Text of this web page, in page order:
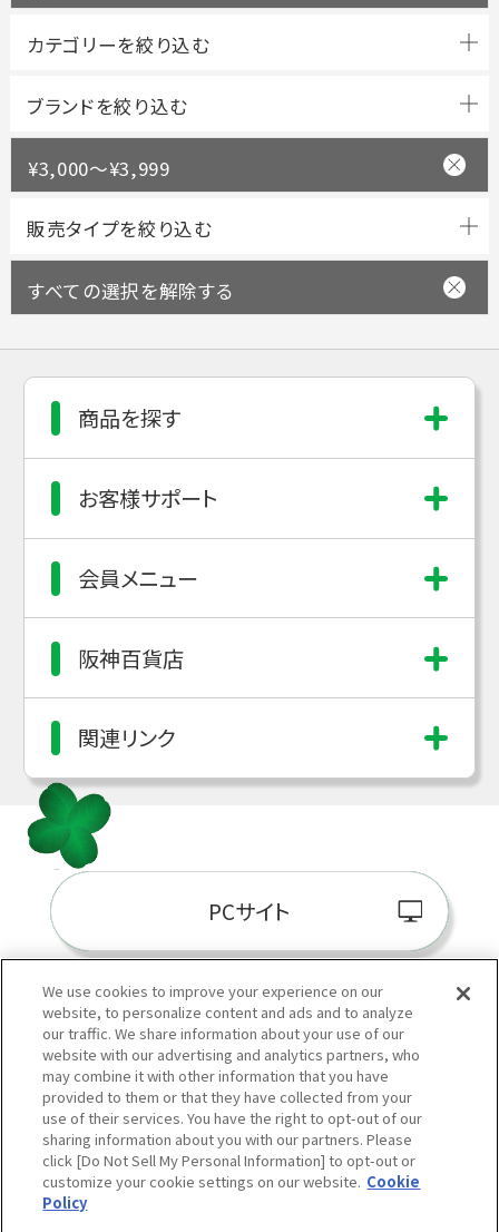
ブランドを絞り込む
¥3,000～¥3,999
すべての選択を解除する
商品を探す
お客様サポート
会員メニュー
阪神百貨店
関連リンク
PCサイト
阪神百貨店E-
当サイトの表示価格は個別に税込・税抜等の記載がない場合は「税込価格」です。
We use cookies to improve your experience on our
website, to personalize content and ads and to analyze
our traffic. We share information about your use of our
website with our advertising and analytics partners, who
may combine it with other information that you have
provided to them or that they have collected from your
use of their services. You have the right to opt-out of our
sharing information about you with our partners. Please
click [Do Not Sell My Personal Information] to opt-out or
customize your cookie settings on our website. Cookie
Policy